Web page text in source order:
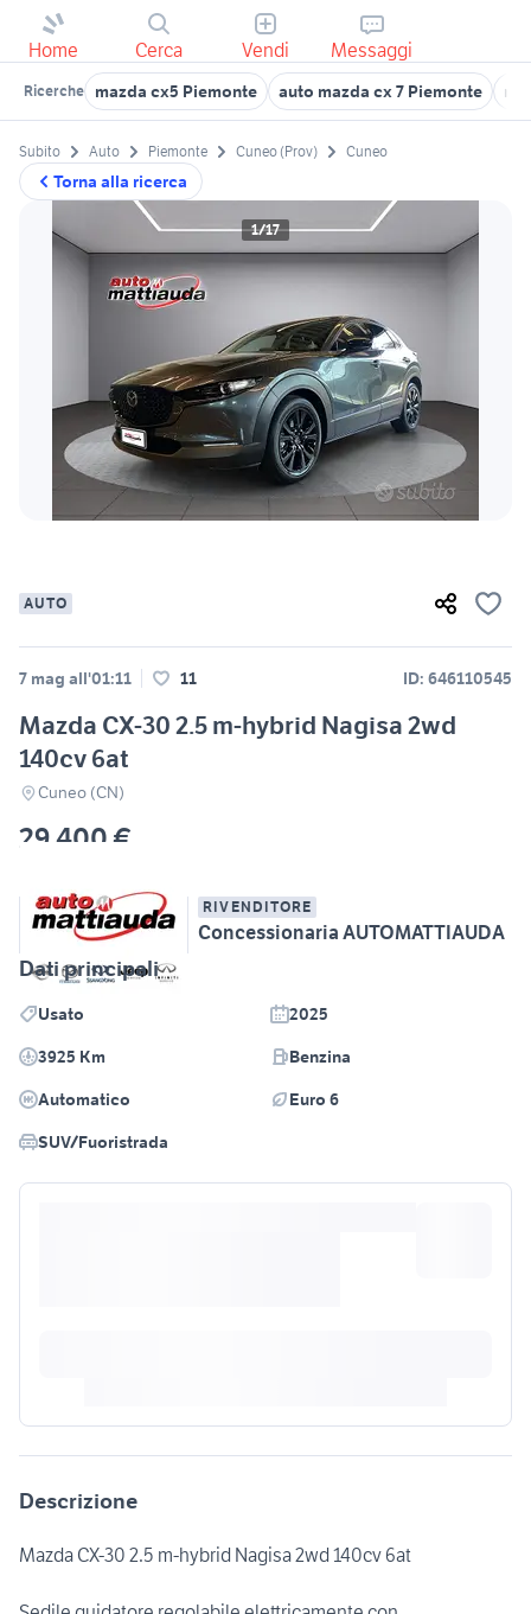
Home Cerca Vendi Messaggi
Ricerche mazda cx5 Piemonte auto mazda cx 7 Piemonte
Torna alla ricerca
Subito Auto Piemonte Cuneo (Prov) Cuneo
1/17
AUTO
7 mag all'01:11 11 ID: 646110545
Mazda CX-30 2.5 m-hybrid Nagisa 2wd
140cv 6at
Cuneo (CN)
29.400 €
RIVENDITORE
Concessionaria AUTOMATTIAUDA
Dati principali
Usato
2025
3925 Km
Benzina
Automatico
Euro 6
SUV/Fuoristrada
Descrizione
Mazda CX-30 2.5 m-hybrid Nagisa 2wd 140cv 6at